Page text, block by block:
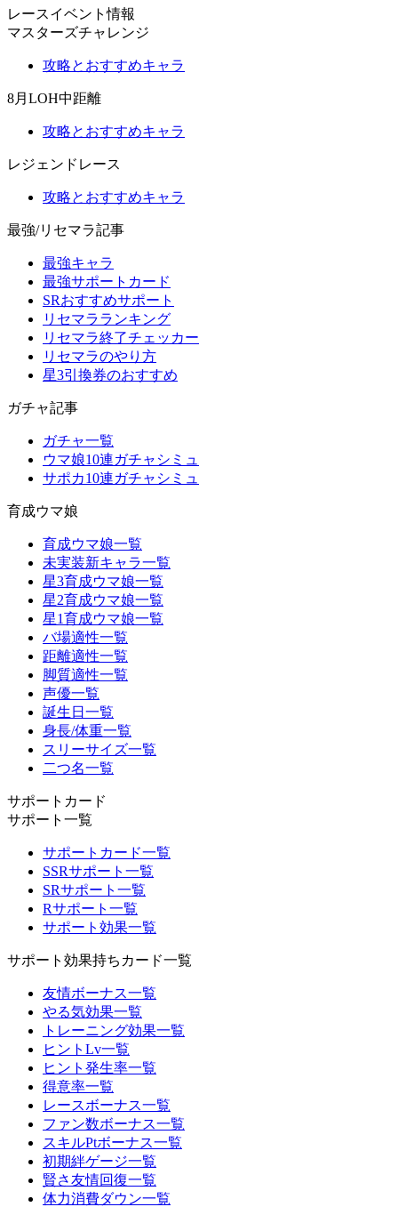
レースイベント情報
マスターズチャレンジ
攻略とおすすめキャラ
8月LOH中距離
攻略とおすすめキャラ
レジェンドレース
攻略とおすすめキャラ
最強/リセマラ記事
最強キャラ
最強サポートカード
SRおすすめサポート
リセマラランキング
リセマラ終了チェッカー
リセマラのやり方
星3引換券のおすすめ
ガチャ記事
ガチャ一覧
ウマ娘10連ガチャシミュ
サポカ10連ガチャシミュ
育成ウマ娘
育成ウマ娘一覧
未実装新キャラ一覧
星3育成ウマ娘一覧
星2育成ウマ娘一覧
星1育成ウマ娘一覧
バ場適性一覧
距離適性一覧
脚質適性一覧
声優一覧
誕生日一覧
身長/体重一覧
スリーサイズ一覧
二つ名一覧
サポートカード
サポート一覧
サポートカード一覧
SSRサポート一覧
SRサポート一覧
Rサポート一覧
サポート効果一覧
サポート効果持ちカード一覧
友情ボーナス一覧
やる気効果一覧
トレーニング効果一覧
ヒントLv一覧
ヒント発生率一覧
得意率一覧
レースボーナス一覧
ファン数ボーナス一覧
スキルPtボーナス一覧
初期絆ゲージ一覧
賢さ友情回復一覧
体力消費ダウン一覧